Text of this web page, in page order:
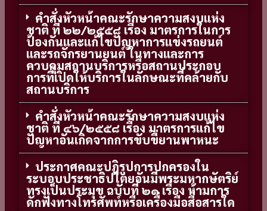
คำสั่งหัวหน้าคณะรักษาความสงบแห่ง
ชาติ ที่ ๒๒/๒๕๕๘ เรื่อง มาตรการในการ
ป้องกันและแก้ไขปัญหาการแข่งรถยนต์
และรถจักรยานยนต์ ในทางและการ
ควบคุมสถานบริการหรือสถานประกอบ
การที่เปิดให้บริการในลักษณะที่คล้ายกับ
สถานบริการ
คำสั่งหัวหน้าคณะรักษาความสงบแห่ง
ชาติ ที่ ๔๖/๒๕๕๘ เรื่อง มาตรการแก้ไข
ปัญหาอันเกิดจากการขับขี่ยานพาหนะ
ประกาศคณะปฏิรูปการปกครองใน
ระบอบประชาธิปไตยอันมีพระมหากษัตริย์
ทรงเป็นประมุข ฉบับที่ ๒๑ เรื่อง ห้ามการ
ดักฟังทางโทรศัพท์หรือเครื่องมือสื่อสารใด